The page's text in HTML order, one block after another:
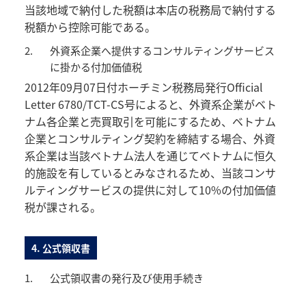
当該地域で納付した税額は本店の税務局で納付する
税額から控除可能である。
2.
外資系企業へ提供するコンサルティングサービス
に掛かる付加価値税
2012年09月07日付ホーチミン税務局発行Official
Letter 6780/TCT-CS号によると、外資系企業がベト
ナム各企業と売買取引を可能にするため、ベトナム
企業とコンサルティング契約を締結する場合、外資
系企業は当該ベトナム法人を通じてベトナムに恒久
的施設を有しているとみなされるため、当該コンサ
ルティングサービスの提供に対して10%の付加価値
税が課される。
4. 公式領収書
1. 公式領収書の発行及び使用手続き